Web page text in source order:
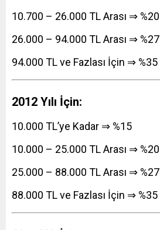
10.700 – 26.000 TL Arası ⇒ %20
26.000 – 94.000 TL Arası ⇒ %27
94.000 TL ve Fazlası İçin ⇒ %35
2012 Yılı İçin:
10.000 TL’ye Kadar ⇒ %15
10.000 – 25.000 TL Arası ⇒ %20
25.000 – 88.000 TL Arası ⇒ %27
88.000 TL ve Fazlası İçin ⇒ %35